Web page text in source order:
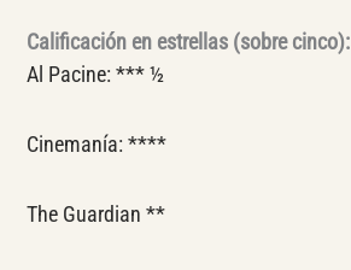
Calificación en estrellas (sobre cinco):
Al Pacine: *** ½
Cinemanía: ****
The Guardian **